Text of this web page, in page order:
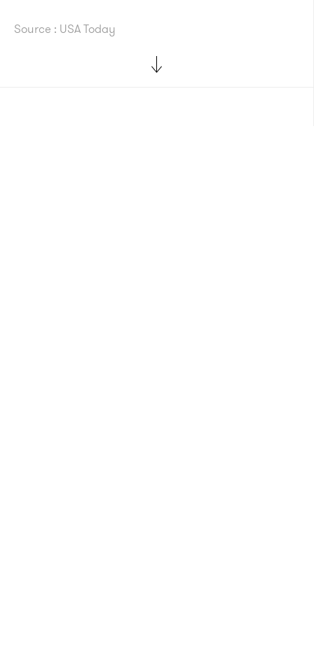
Source : USA Today